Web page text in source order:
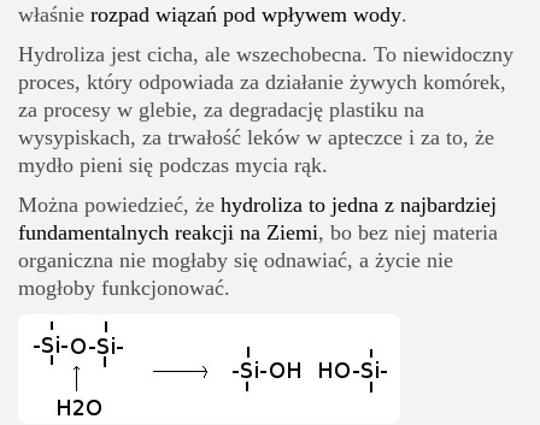
właśnie rozpad wiązań pod wpływem wody.
Hydroliza jest cicha, ale wszechobecna. To niewidoczny
proces, który odpowiada za działanie żywych komórek,
za procesy w glebie, za degradację plastiku na
wysypiskach, za trwałość leków w apteczce i za to, że
mydło pieni się podczas mycia rąk.
Można powiedzieć, że hydroliza to jedna z najbardziej
fundamentalnych reakcji na Ziemi, bo bez niej materia
organiczna nie mogłaby się odnawiać, a życie nie
mogłoby funkcjonować.